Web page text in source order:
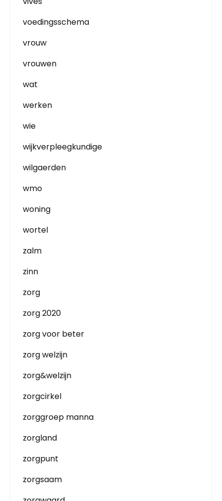
voedingsschema
vrouw
vrouwen
wat
werken
wie
wijkverpleegkundige
wilgaerden
wmo
woning
wortel
zalm
zinn
zorg
zorg 2020
zorg voor beter
zorg welzijn
zorg&welzijn
zorgcirkel
zorggroep manna
zorgland
zorgpunt
zorgsaam